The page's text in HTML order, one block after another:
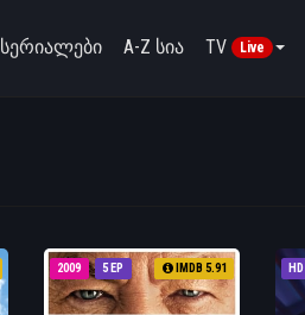
სერიალები A-Z სია TV Live
5 EP
2009 IMDB 5.91 HD